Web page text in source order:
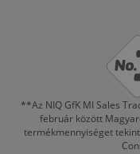
**Az NIQ GfK MI Sales
február között
termékmennyiséget